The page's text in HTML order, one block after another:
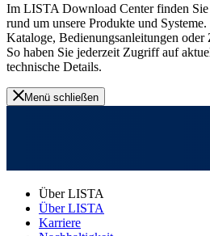
Im LISTA Download Center finden
rund um unsere Produkte und
Kataloge, Bedienungsanleitungen oder
So haben Sie jederzeit Zugriff auf
technische Details.
Menü schließen
Über LISTA
Über LISTA
Karriere